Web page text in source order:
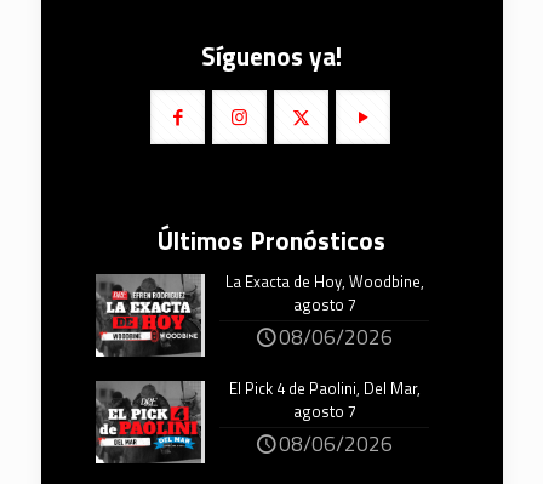
Síguenos ya!
Últimos Pronósticos
La Exacta de Hoy, Woodbine,
agosto 7
08/06/2026
El Pick 4 de Paolini, Del Mar,
agosto 7
08/06/2026